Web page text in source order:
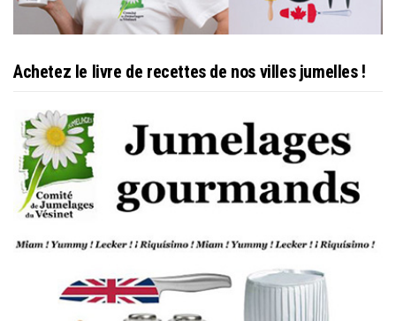
Achetez le livre de recettes de nos villes jumelles !